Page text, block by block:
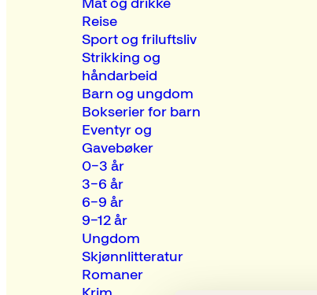
Reise
Sport og friluftsliv
Strikking og
håndarbeid
Barn og ungdom
Bokserier for barn
Eventyr og
Gavebøker
0–3 år
3–6 år
6–9 år
9–12 år
Ungdom
Skjønnlitteratur
Romaner